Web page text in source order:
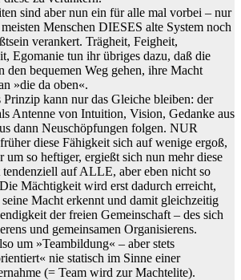
sind aber nun ein für alle mal vorbei – nur
Menschen DIESES alte System noch
verankert. Trägheit, Feigheit,
Egomanie tun ihr übriges dazu, daß die
den bequemen Weg gehen, ihre Macht
»die da oben«.
Prinzip kann nur das Gleiche bleiben: der
Antenne von Intuition, Vision, Gedanke aus
dann Neuschöpfungen folgen. NUR
diese Fähigkeit sich auf wenige ergoß,
um so heftiger, ergießt sich nun mehr diese
auf ALLE, aber eben nicht so
Mächtigkeit wird erst dadurch erreicht,
seine Macht erkennt und damit gleichzeitig
der freien Gemeinschaft – des sich
und gemeinsamen Organisierens.
um »Teambildung« – aber stets
nie statisch im Sinne einer
(= Team wird zur Machtelite).